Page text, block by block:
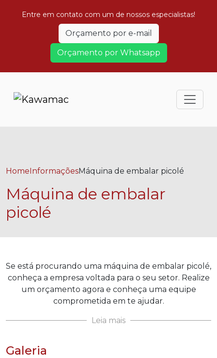
Entre em contato com um de nossos especialistas!
Orçamento por e-mail
Orçamento por Whatsapp
HomeInformaçõesMáquina de embalar picolé
Máquina de embalar
picolé
Se está procurando uma máquina de embalar picolé,
conheça a empresa voltada para o seu setor. Realize
um orçamento agora e conheça uma equipe
comprometida em te ajudar.
Leia mais
Galeria